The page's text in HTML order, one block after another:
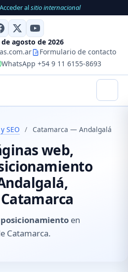
Acceder alsitio internacional
de agosto de 2026
Formulario de contacto
WhatsApp +54 9 11 6155-8693
SEO / Catamarca — Andalgalá
web,
posicionamiento en
Catamarca.